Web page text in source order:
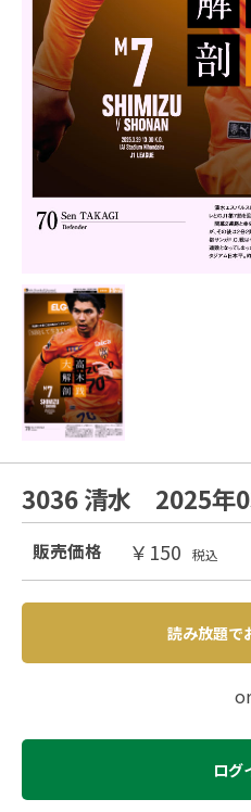
3036 清水 2025年
販売価格 ￥150 税込
読み放題で
or
ログ